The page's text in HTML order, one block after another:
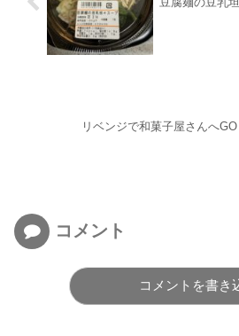
リベンジで和菓子屋さんへGO
コメント
コメントを書き